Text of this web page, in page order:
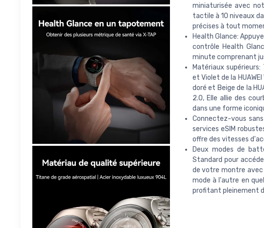
miniaturisée avec
tactile à 10 niveaux
précises à tout
Health Glance:
contrôle Health
minute comprenant
Matériaux
et Violet de la
doré et Beige de la
2.0, Elle allie des
dans une forme
Connectez-vous
services eSIM
offre des vitesses
Deux modes de
Standard pour
de votre montre avec
mode à l'autre en
profitant pleinement